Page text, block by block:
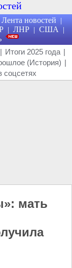
Лента новостей |
| ЛНР | США |
| Итоги 2025 года |
(История) |
соцсетях
мать